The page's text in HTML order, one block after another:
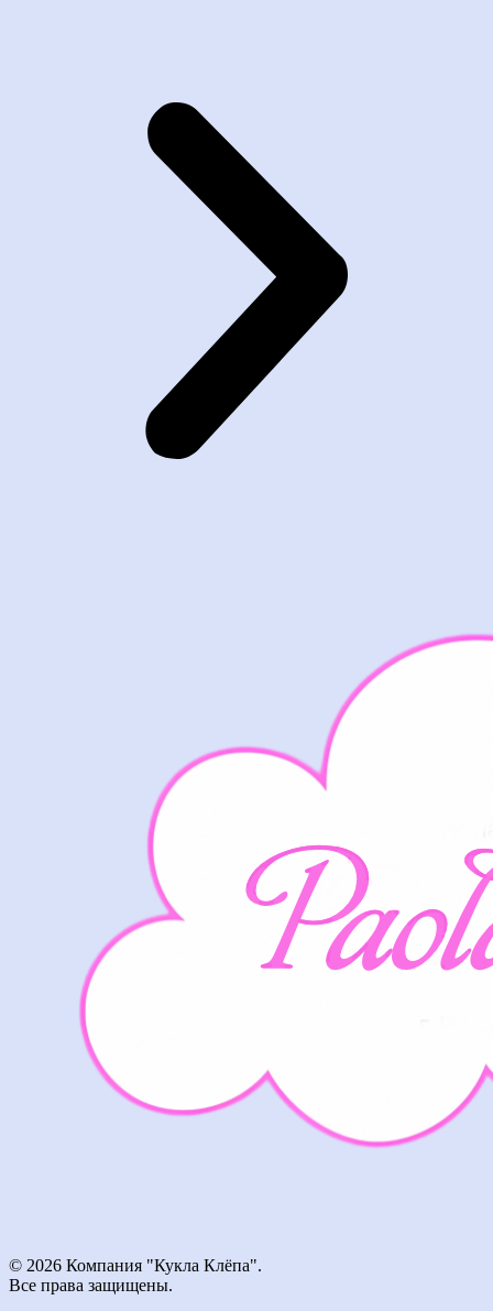
© 2026 Компания "Кукла Клёпа".
Все права защищены.